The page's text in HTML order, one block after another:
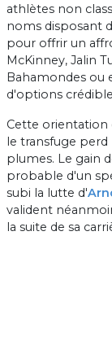
athlètes non
noms disposant
pour offrir un
McKinney, Jalin
Bahamondes ou
d'options
Cette orientation
le transfuge perd
plumes. Le gain
probable d'un
subi la lutte d'
valident
la suite de sa